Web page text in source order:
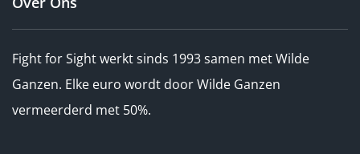
Fight for Sight werkt sinds 1993 samen met Wilde
Ganzen. Elke euro wordt door Wilde Ganzen
vermeerderd met 50%.